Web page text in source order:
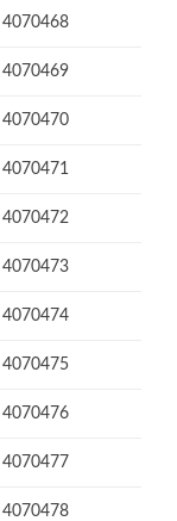
4070468
4070469
4070470
4070471
4070472
4070473
4070474
4070475
4070476
4070477
4070478